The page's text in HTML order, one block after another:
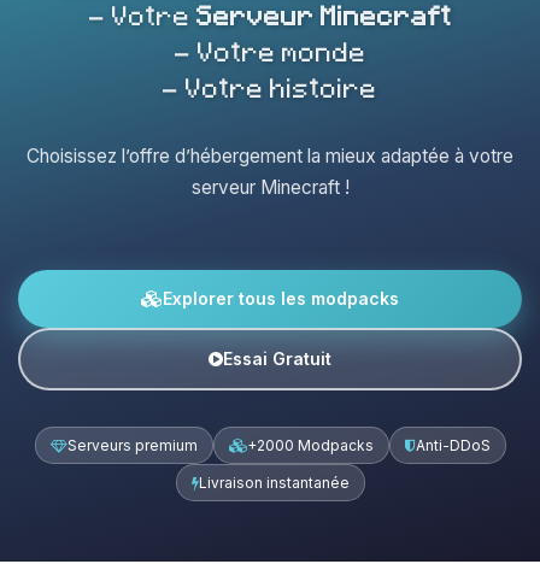
- Votre Serveur Minecraft
- Votre monde
- Votre histoire
Choisissez l’offre d’hébergement la mieux adaptée à votre
serveur Minecraft !
Explorer tous les modpacks
Essai Gratuit
Serveurs premium +2000 Modpacks Anti-DDoS
Livraison instantanée